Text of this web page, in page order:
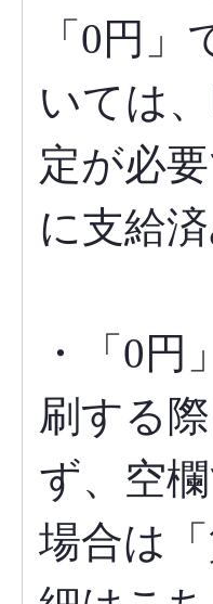
「0円
いては
定が必
に支給
・「0
刷する
ず、空
場合は